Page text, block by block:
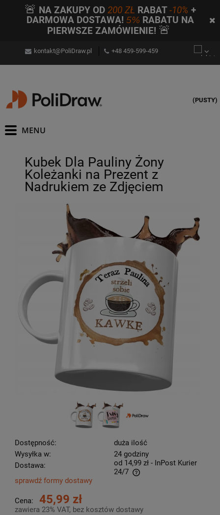
🚨 NA ZAKUPY OD200 ZŁ RABAT-10% +
DARMOWA DOSTAWA! 5% RABATU NA
PIERWSZE ZAMÓWIENIE! 🚨
kontakt@PoliDraw.pl +48 459-599-459
(PUSTY)
Kubek Dla Pauliny Żony
Koleżanki na Prezent z
Nadrukiem ze Zdjęciem
Dostępność:
duża ilość
Wysyłka w:
24 godziny
Dostawa:
od 14,99 zł - InPost Kurier
24/7
Cena nie zawiera ewentualnych kosztów płatności
sprawdź formy dostawy
Cena: 45,99 zł
zawiera 23% VAT, bez kosztów dostawy